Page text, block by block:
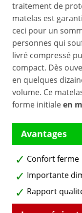
traitement de
matelas est
ceci pour un
personnes qui
livré compressé
compact. Dès
en quelques
volume. Ce
forme initialeen
Confort ferme
Importante
Rapport